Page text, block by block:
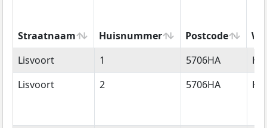
Straatnaam Huisnummer Postcode
Straatnaam
Huisnummer Postcode
Lisvoort 1 5706HA
Lisvoort
2 5706HA